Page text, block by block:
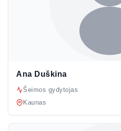
Ana Duškina
Šeimos gydytojas
Kaunas